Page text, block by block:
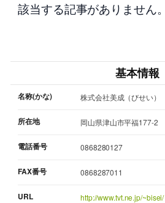
該当する記事がありません。
基本情報
名称(かな) 株式会社美成（びせい）
所在地 岡山県津山市平福177-2
電話番号 0868280127
FAX番号 0868287011
URL http://www.tvt.ne.jp/~bisei/